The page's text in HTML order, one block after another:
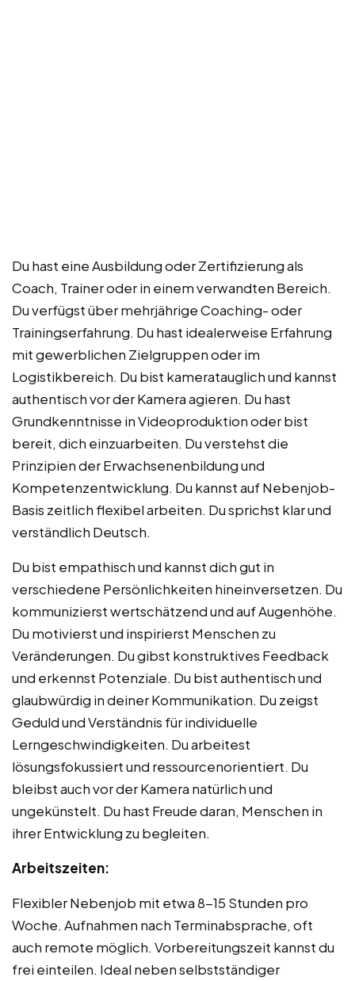
Du hast eine Ausbildung oder Zertifizierung als
Coach, Trainer oder in einem verwandten Bereich.
Du verfügst über mehrjährige Coaching- oder
Trainingserfahrung. Du hast idealerweise Erfahrung
mit gewerblichen Zielgruppen oder im
Logistikbereich. Du bist kameratauglich und kannst
authentisch vor der Kamera agieren. Du hast
Grundkenntnisse in Videoproduktion oder bist
bereit, dich einzuarbeiten. Du verstehst die
Prinzipien der Erwachsenenbildung und
Kompetenzentwicklung. Du kannst auf Nebenjob-
Basis zeitlich flexibel arbeiten. Du sprichst klar und
verständlich Deutsch.
Du bist empathisch und kannst dich gut in
verschiedene Persönlichkeiten hineinversetzen. Du
kommunizierst wertschätzend und auf Augenhöhe.
Du motivierst und inspirierst Menschen zu
Veränderungen. Du gibst konstruktives Feedback
und erkennst Potenziale. Du bist authentisch und
glaubwürdig in deiner Kommunikation. Du zeigst
Geduld und Verständnis für individuelle
Lerngeschwindigkeiten. Du arbeitest
lösungsfokussiert und ressourcenorientiert. Du
bleibst auch vor der Kamera natürlich und
ungekünstelt. Du hast Freude daran, Menschen in
ihrer Entwicklung zu begleiten.
Arbeitszeiten:
Flexibler Nebenjob mit etwa 8-15 Stunden pro
Woche. Aufnahmen nach Terminabsprache, oft
auch remote möglich. Vorbereitungszeit kannst du
frei einteilen. Ideal neben selbstständiger